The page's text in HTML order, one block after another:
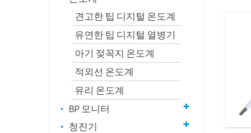
견고한 팁 디지털 온도계
유연한 팁 디지털 열병기
아기 젖꼭지 온도계
적외선 온도계
유리 온도계
BP 모니터
청진기